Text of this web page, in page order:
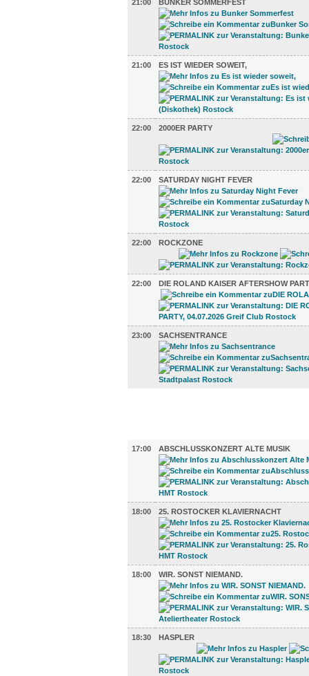
21:00 BUNKER SOMMERFEST
21:00 ES IST WIEDER SOWEIT,
22:00 2000ER PARTY
22:00 SATURDAY NIGHT FEVER
22:00 ROCKZONE
22:00 DIE ROLAND KAISER AFTERSHOW
23:00 SACHSENTRANCE
17:00
ABSCHLUSSKONZERT ALTE MUSIK
18:00 25. ROSTOCKER KLAVIERNACHT
18:00 WIR. SONST NIEMAND.
18:30 HASPLER